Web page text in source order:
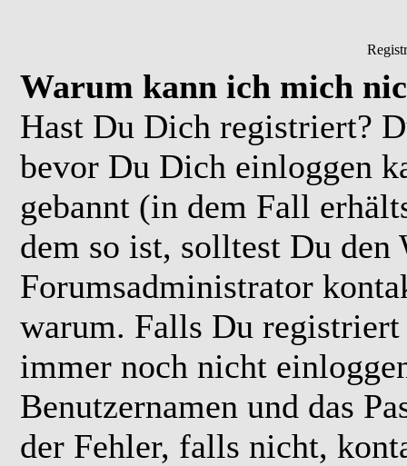
Warum kann ich mich
Hast Du Dich registriert?
bevor Du Dich einloggen
gebannt (in dem Fall
dem so ist, solltest Du den
Forumsadministrator
warum. Falls Du
immer noch nicht
Benutzernamen und das
der Fehler, falls nicht,